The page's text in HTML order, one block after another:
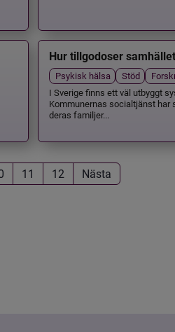
Hur tillgodoser
Psykisk hälsa Stöd
I Sverige finns ett väl utbyggt
Kommunernas socialtjänst har
deras familjer...
11 12 Nästa